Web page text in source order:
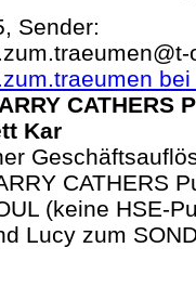
Sender:
CATHERS
Kar
CATHERS
(keine HSE-
Lucy zum